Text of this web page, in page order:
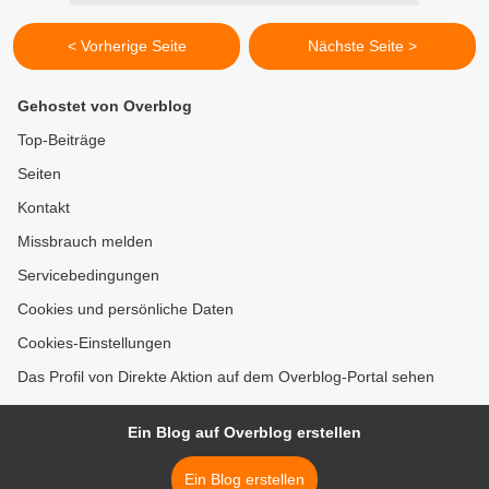
< Vorherige Seite Nächste Seite >
Gehostet von Overblog
Top-Beiträge
Seiten
Kontakt
Missbrauch melden
Servicebedingungen
Cookies und persönliche Daten
Cookies-Einstellungen
Das Profil von Direkte Aktion auf dem Overblog-Portal sehen
Ein Blog auf Overblog erstellen
Ein Blog erstellen